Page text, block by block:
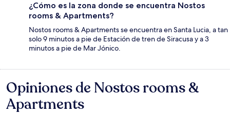
¿Cómo es la zona donde se encuentra Nostos
rooms & Apartments?
Nostos rooms & Apartments se encuentra en Santa Lucia, a tan
solo 9 minutos a pie de Estación de tren de Siracusa y a 3
minutos a pie de Mar Jónico.
Opiniones
Opiniones de Nostos rooms &
Apartments